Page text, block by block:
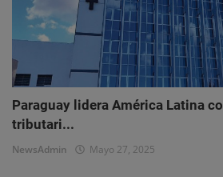
Paraguay lidera América Latina
tributari...
NewsAdmin Mayo 27, 2025